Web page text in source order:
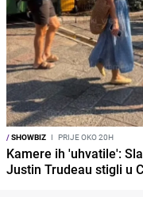
/SHOWBIZ I PRIJE OKO 20H
Kamere ih 'uhvatile':
Justin Trudeau stigli u